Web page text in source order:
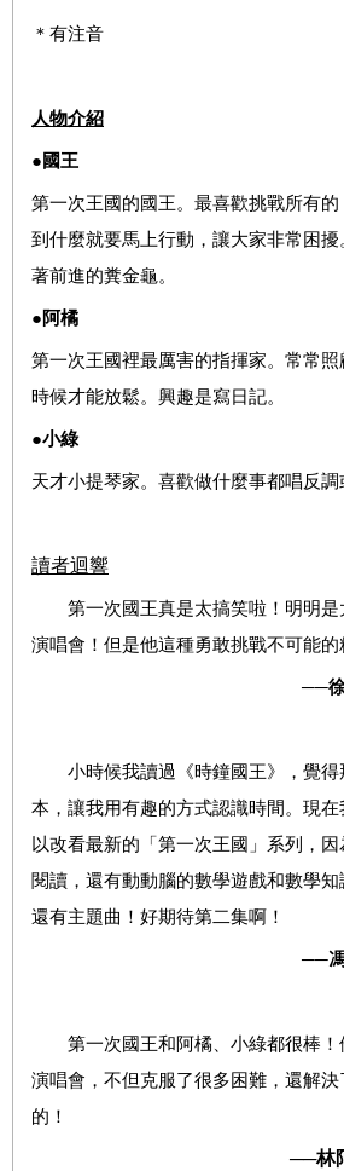
＊有注音
人物介紹
●國王
第一次王國的國王。最喜歡挑戰所有
到什麼就要馬上行動，讓大家非常困擾
著前進的糞金龜。
●阿橘
第一次王國裡最厲害的指揮家。常常
時候才能放鬆。興趣是寫日記。
●小綠
天才小提琴家。喜歡做什麼事都唱反調
讀者迴響
第一次國王真是太搞笑啦！明明是
演唱會！但是他這種勇敢挑戰不可能的
──
小時候我讀過《時鐘國王》，覺得
本，讓我用有趣的方式認識時間。現
以改看最新的「第一次王國」系列，
閱讀，還有動動腦的數學遊戲和數學
還有主題曲！好期待第二集啊！
──
第一次國王和阿橘、小綠都很棒！
演唱會，不但克服了很多困難，還解
的！
──林